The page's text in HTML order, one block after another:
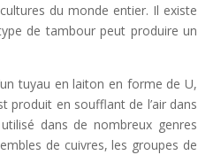
du monde entier. Il existe
de tambour peut produire un
tuyau en laiton en forme de U,
produit en soufflant de l’air dans
dans de nombreux genres
de cuivres, les groupes de